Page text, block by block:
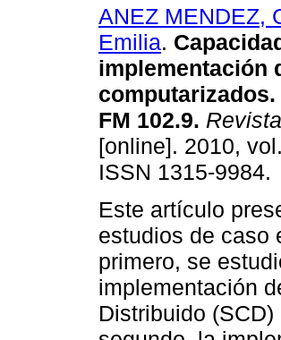
ANEZ MENDEZ,
Emilia.
implementación
computarizados.
FM 102.9.
[online]. 2010,
ISSN 1315-9984.
Este artículo
estudios de caso
primero, se
implementación
Distribuido